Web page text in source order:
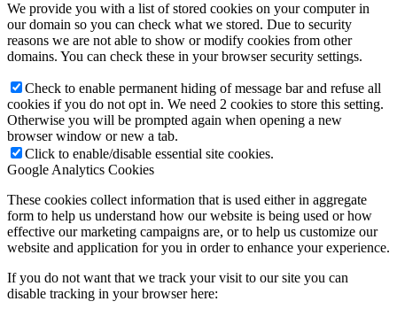
We provide you with a list of stored cookies on your computer in
our domain so you can check what we stored. Due to security
reasons we are not able to show or modify cookies from other
domains. You can check these in your browser security settings.
Check to enable permanent hiding of message bar and refuse all
cookies if you do not opt in. We need 2 cookies to store this setting.
Otherwise you will be prompted again when opening a new
browser window or new a tab.
Click to enable/disable essential site cookies.
Google Analytics Cookies
These cookies collect information that is used either in aggregate
form to help us understand how our website is being used or how
effective our marketing campaigns are, or to help us customize our
website and application for you in order to enhance your experience.
If you do not want that we track your visit to our site you can
disable tracking in your browser here: